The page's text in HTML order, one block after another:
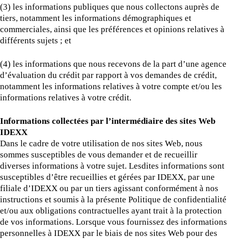
(3) les informations publiques que nous collectons auprès de
tiers, notamment les informations démographiques et
commerciales, ainsi que les préférences et opinions relatives à
différents sujets ; et
(4) les informations que nous recevons de la part d’une agence
d’évaluation du crédit par rapport à vos demandes de crédit,
notamment les informations relatives à votre compte et/ou les
informations relatives à votre crédit.
Informations collectées par l’intermédiaire des sites Web
IDEXX
Dans le cadre de votre utilisation de nos sites Web, nous
sommes susceptibles de vous demander et de recueillir
diverses informations à votre sujet. Lesdites informations sont
susceptibles d’être recueillies et gérées par IDEXX, par une
filiale d’IDEXX ou par un tiers agissant conformément à nos
instructions et soumis à la présente Politique de confidentialité
et/ou aux obligations contractuelles ayant trait à la protection
de vos informations. Lorsque vous fournissez des informations
personnelles à IDEXX par le biais de nos sites Web pour des